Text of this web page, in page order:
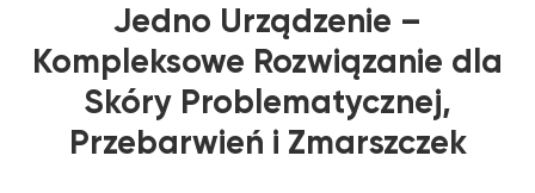
Jedno Urządzenie –
Kompleksowe Rozwiązanie dla
Skóry Problematycznej,
Przebarwień i Zmarszczek